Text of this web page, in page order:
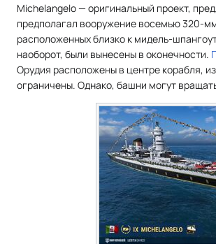
Michelangelo — оригинальный проект,
предполагал вооружение восемью 320-
расположенных близко к мидель-
наоборот, были вынесены в оконечности.
Орудия расположены в центре корабля,
ограничены. Однако, башни могут